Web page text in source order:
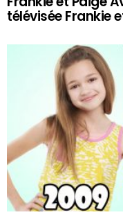
télévisée Frankie